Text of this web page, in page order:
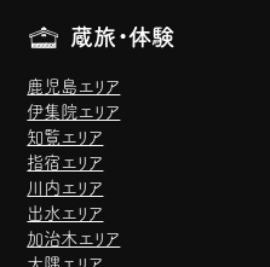
蔵旅・体験
鹿児島エリア
伊集院エリア
知覧エリア
指宿エリア
川内エリア
出水エリア
加治木エリア